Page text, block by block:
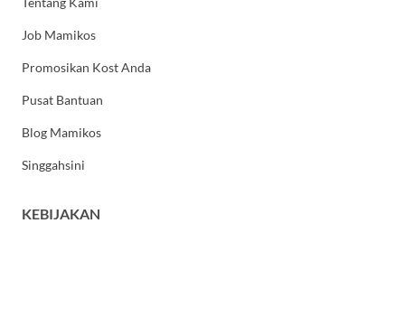
Job Mamikos
Promosikan Kost Anda
Pusat Bantuan
Blog Mamikos
Singgahsini
KEBIJAKAN